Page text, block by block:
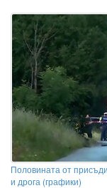
Половината от
и дрога (графики)